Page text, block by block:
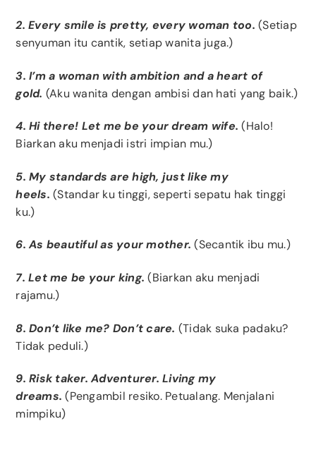
2. Every smile is pretty, every woman too.(Setiap
senyuman itu cantik, setiap wanita juga.)
3. I’m a woman with ambition and a heart of
gold. (Aku wanita dengan ambisi dan hati yang baik.)
4. Hi there! Let me be your dream wife. (Halo!
Biarkan aku menjadi istri impian mu.)
5. My standards are high, just like my
heels. (Standar ku tinggi, seperti sepatu hak tinggi
ku.)
6. As beautiful as your mother.(Secantik ibu mu.)
7. Let me be your king.(Biarkan aku menjadi
rajamu.)
8. Don’t like me? Don’t care. (Tidak suka padaku?
Tidak peduli.)
9. Risk taker. Adventurer. Living my
dreams.(Pengambil resiko. Petualang. Menjalani
mimpiku)